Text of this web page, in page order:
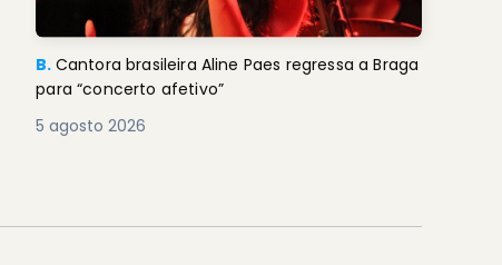
B. Cantora brasileira Aline Paes regressa a Braga
para “concerto afetivo”
5 agosto 2026